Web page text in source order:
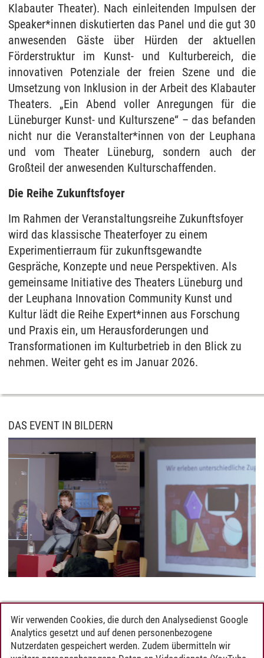
Klabauter Theater). Nach einleitenden Impulsen der
Speaker*innen diskutierten das Panel und die gut 30
anwesenden Gäste über Hürden der aktuellen
Förderstruktur im Kunst- und Kulturbereich, die
innovativen Potenziale der freien Szene und die
Umsetzung von Inklusion in der Arbeit des Klabauter
Theaters. „Ein Abend voller Anregungen für die
Lüneburger Kunst- und Kulturszene“ – das befanden
nicht nur die Veranstalter*innen von der Leuphana
und vom Theater Lüneburg, sondern auch der
Großteil der anwesenden Kulturschaffenden.
Die Reihe Zukunftsfoyer
Im Rahmen der Veranstaltungsreihe Zukunftsfoyer
wird das klassische Theaterfoyer zu einem
Experimentierraum für zukunftsgewandte
Gespräche, Konzepte und neue Perspektiven. Als
gemeinsame Initiative des Theaters Lüneburg und
der Leuphana Innovation Community Kunst und
Kultur lädt die Reihe Expert*innen aus Forschung
und Praxis ein, um Herausforderungen und
Transformationen im Kulturbetrieb in den Blick zu
nehmen. Weiter geht es im Januar 2026.
DAS EVENT IN BILDERN
KONTAKT
Dr. Robin Kuchar
Wir verwenden Cookies, die durch den Analysedienst Google
Analytics gesetzt und auf denen personenbezogene
Nutzerdaten gespeichert werden. Zudem übermitteln wir